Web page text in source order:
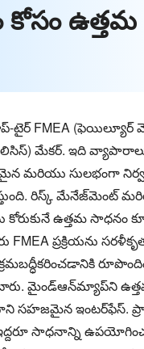
ఉత్తమ
టైర్ FMEA
మేకర్. ఇది
మరియు సులభంగా
రిస్క్ మేనేజ్‌మెంట్
కోరుకునే ఉత్తమ సాధనం
FMEA ప్రక్రియను
మైండ్‌ఆన్‌మ్యాప్‌ని
సహజమైన ఇంటర్‌ఫేస్.
సాధనాన్ని